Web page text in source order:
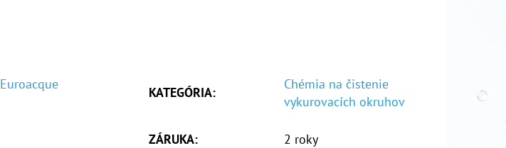
Euroacque
KATEGÓRIA:
Chémia na čistenie
vykurovacích okruhov
ZÁRUKA: 2 roky